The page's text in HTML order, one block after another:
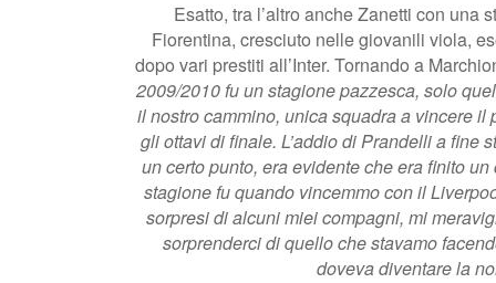
Esatto, tra l’altro anche Zanetti con una
Fiorentina, cresciuto nelle giovanili viola,
dopo vari prestiti all’Inter. Tornando a
2009/2010 fu un stagione pazzesca, solo
il nostro cammino, unica squadra a vincere il
gli ottavi di finale. L’addio di Prandelli a fine
un certo punto, era evidente che era finito
stagione fu quando vincemmo con il
sorpresi di alcuni miei compagni, mi
sorprenderci di quello che stavamo
doveva diventare la